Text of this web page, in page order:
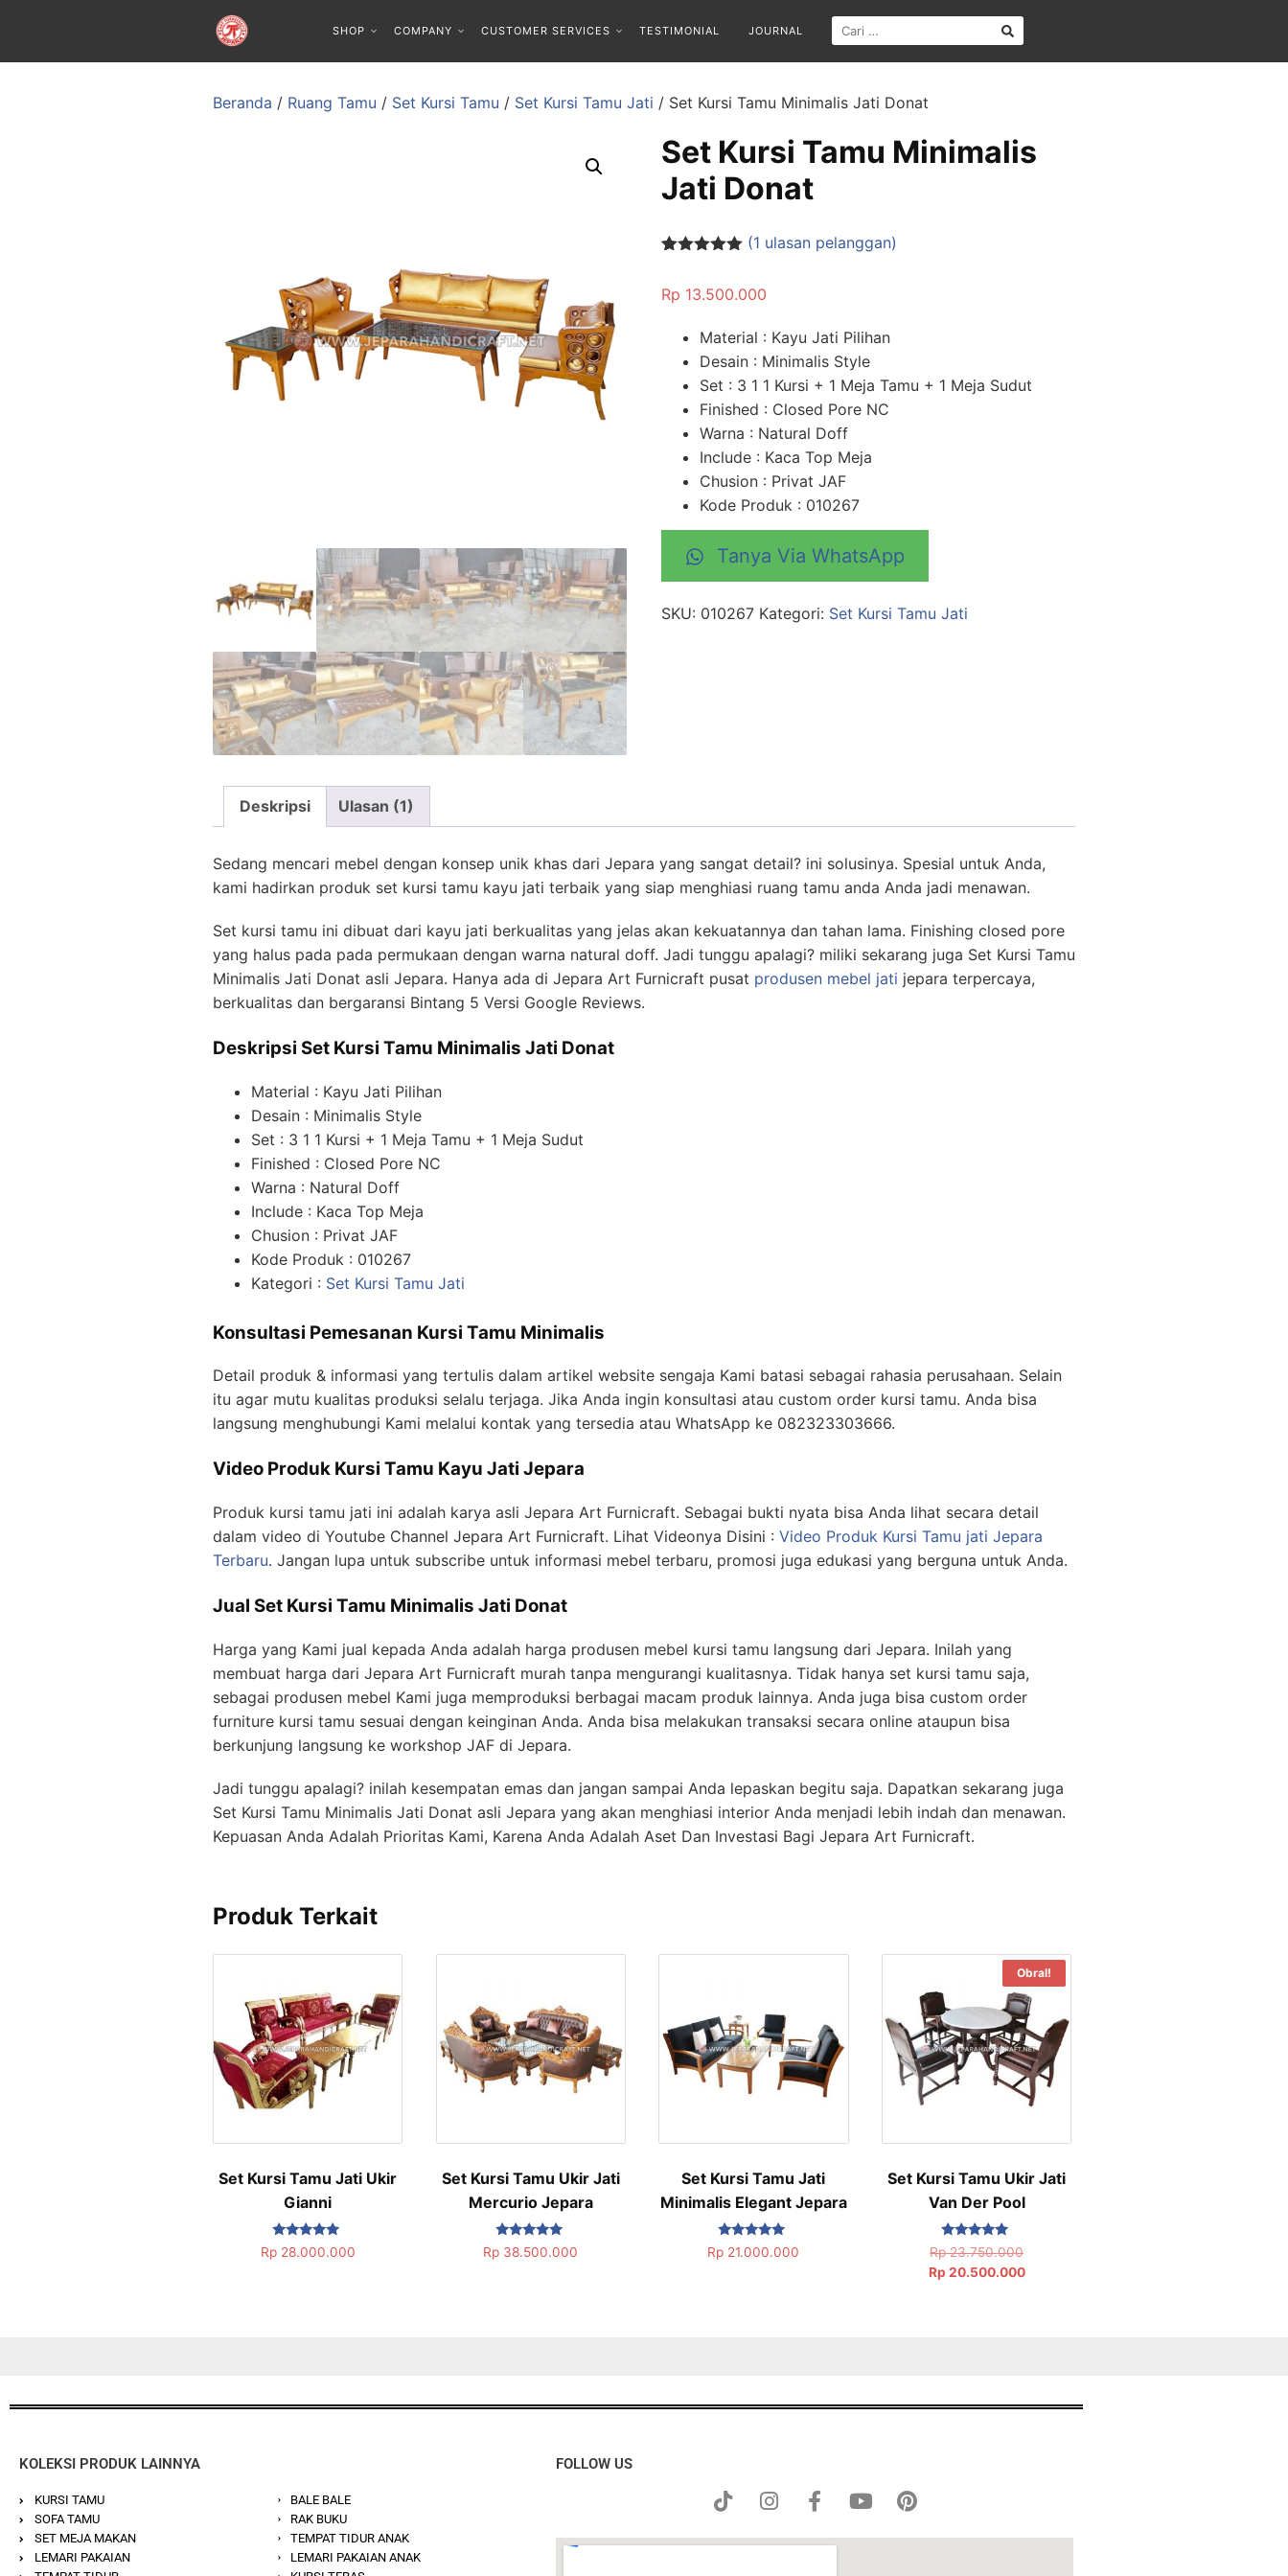
SHOP COMPANY CUSTOMER SERVICES TESTIMONIAL JOURNAL
Beranda / Ruang Tamu / Set Kursi Tamu / Set Kursi Tamu Jati / Set Kursi Tamu Minimalis Jati Donat
Set Kursi Tamu Minimalis
Jati Donat
berdasarka
(1 ulasan pelanggan)
Rp 13.500.000
Material : Kayu Jati Pilihan
Desain : Minimalis Style
Set : 3 1 1 Kursi + 1 Meja Tamu + 1 Meja Sudut
Finished : Closed Pore NC
Warna : Natural Doff
Include : Kaca Top Meja
Chusion : Privat JAF
Kode Produk : 010267
Tanya Via WhatsApp
SKU: 010267 Kategori: Set Kursi Tamu Jati
Deskripsi Ulasan (1)
Sedang mencari mebel dengan konsep unik khas dari Jepara yang sangat detail? ini solusinya. Spesial untuk Anda,
kami hadirkan produk set kursi tamu kayu jati terbaik yang siap menghiasi ruang tamu anda Anda jadi menawan.
Set kursi tamu ini dibuat dari kayu jati berkualitas yang jelas akan kekuatannya dan tahan lama. Finishing closed pore
yang halus pada pada permukaan dengan warna natural doff. Jadi tunggu apalagi? miliki sekarang juga Set Kursi Tamu
Minimalis Jati Donat asli Jepara. Hanya ada di Jepara Art Furnicraft pusat produsen mebel jati jepara terpercaya,
berkualitas dan bergaransi Bintang 5 Versi Google Reviews.
Deskripsi Set Kursi Tamu Minimalis Jati Donat
Material : Kayu Jati Pilihan
Desain : Minimalis Style
Set : 3 1 1 Kursi + 1 Meja Tamu + 1 Meja Sudut
Finished : Closed Pore NC
Warna : Natural Doff
Include : Kaca Top Meja
Chusion : Privat JAF
Kode Produk : 010267
Kategori : Set Kursi Tamu Jati
Konsultasi Pemesanan Kursi Tamu Minimalis
Detail produk & informasi yang tertulis dalam artikel website sengaja Kami batasi sebagai rahasia perusahaan. Selain
itu agar mutu kualitas produksi selalu terjaga. Jika Anda ingin konsultasi atau custom order kursi tamu. Anda bisa
langsung menghubungi Kami melalui kontak yang tersedia atau WhatsApp ke 082323303666.
Video Produk Kursi Tamu Kayu Jati Jepara
Produk kursi tamu jati ini adalah karya asli Jepara Art Furnicraft. Sebagai bukti nyata bisa Anda lihat secara detail
dalam video di Youtube Channel Jepara Art Furnicraft. Lihat Videonya Disini : Video Produk Kursi Tamu jati Jepara
Terbaru. Jangan lupa untuk subscribe untuk informasi mebel terbaru, promosi juga edukasi yang berguna untuk Anda.
Jual Set Kursi Tamu Minimalis Jati Donat
Harga yang Kami jual kepada Anda adalah harga produsen mebel kursi tamu langsung dari Jepara. Inilah yang
membuat harga dari Jepara Art Furnicraft murah tanpa mengurangi kualitasnya. Tidak hanya set kursi tamu saja,
sebagai produsen mebel Kami juga memproduksi berbagai macam produk lainnya. Anda juga bisa custom order
furniture kursi tamu sesuai dengan keinginan Anda. Anda bisa melakukan transaksi secara online ataupun bisa
berkunjung langsung ke workshop JAF di Jepara.
Jadi tunggu apalagi? inilah kesempatan emas dan jangan sampai Anda lepaskan begitu saja. Dapatkan sekarang juga
Set Kursi Tamu Minimalis Jati Donat asli Jepara yang akan menghiasi interior Anda menjadi lebih indah dan menawan.
Kepuasan Anda Adalah Prioritas Kami, Karena Anda Adalah Aset Dan Investasi Bagi Jepara Art Furnicraft.
Produk Terkait
Set Kursi Tamu Jati Ukir
Gianni
Dinilai
5.00
Rp28.000.000
Set Kursi Tamu Ukir Jati
Mercurio Jepara
Dinilai
5.00
Rp 38.500.000
Set Kursi Tamu Jati
Minimalis Elegant Jepara
Dinilai
5.00
Rp 21.000.000
Obral!
Set Kursi Tamu Ukir Jati
Van Der Pool
Dinilai
5.00
dari 5
Rp23.750.000
Rp 20.500.000
KOLEKSI PRODUK LAINNYA
KURSI TAMU
SOFA TAMU
SET MEJA MAKAN
LEMARI PAKAIAN
BALE BALE
RAK BUKU
TEMPAT TIDUR ANAK
LEMARI PAKAIAN ANAK
FOLLOW US